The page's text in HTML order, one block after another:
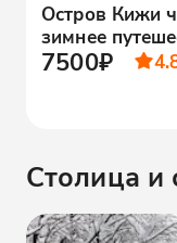
Остров Кижи
зимнее
7500₽
Столица и